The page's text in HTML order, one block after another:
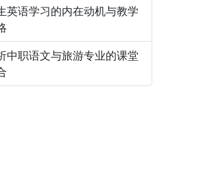
英语学习的内在动机与教学
中职语文与旅游专业的课堂